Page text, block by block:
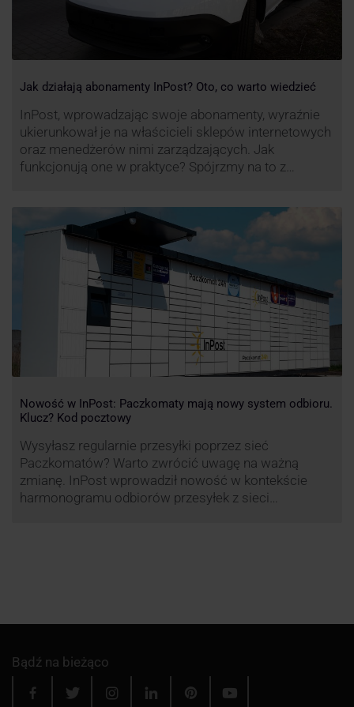
Jak działają abonamenty InPost? Oto, co warto wiedzieć
InPost, wprowadzając swoje abonamenty, wyraźnie
ukierunkował je na właścicieli sklepów internetowych
oraz menedżerów nimi zarządzających. Jak
funkcjonują one w praktyce? Spójrzmy na to z
Nowość w InPost: Paczkomaty mają nowy system odbioru.
Klucz? Kod pocztowy
Wysyłasz regularnie przesyłki poprzez sieć
Paczkomatów? Warto zwrócić uwagę na ważną
zmianę. InPost wprowadził nowość w kontekście
harmonogramu odbiorów przesyłek z sieci
Bądź na bieżąco